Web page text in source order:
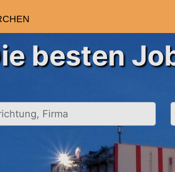
besten
Firma